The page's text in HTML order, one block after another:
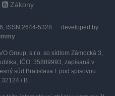
Zákony
ISSN 2644-5328
developed by
Group, s.r.o. so sídlom Zámocká 3,
IČO: 35889993, zapísaná v
súd Bratislava I. pod spisovou
/ B